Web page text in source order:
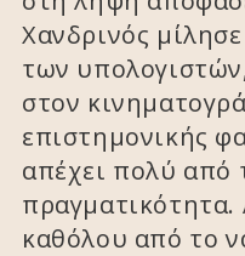
Χανδρινός
των
στον
επιστημονικής
απέχει πολύ από
πραγματικότητα.
καθόλου από το